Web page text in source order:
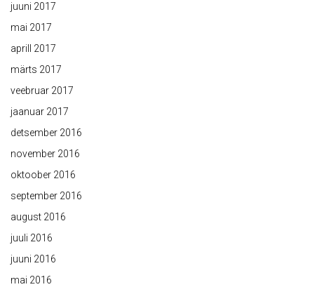
juuni 2017
mai 2017
aprill 2017
märts 2017
veebruar 2017
jaanuar 2017
detsember 2016
november 2016
oktoober 2016
september 2016
august 2016
juuli 2016
juuni 2016
mai 2016